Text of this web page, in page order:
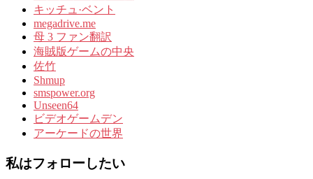
キッチュ·ベント
megadrive.me
母 3 ファン翻訳
海賊版ゲームの中央
佐竹
Shmup
smspower.org
Unseen64
ビデオゲームデン
アーケードの世界
私はフォローしたい